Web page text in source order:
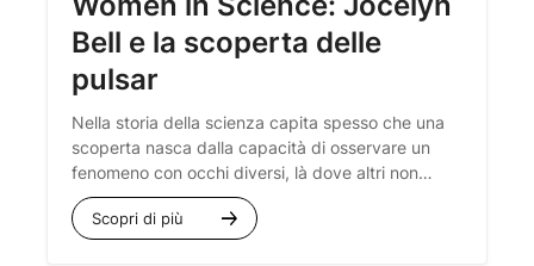
Bell e la scoperta delle
pulsar
Nella storia della scienza capita spesso che una
scoperta nasca dalla capacità di osservare un
fenomeno con occhi diversi, là dove altri non
erano riusciti a coglierne il senso. Non sempre,
però, il giusto riconoscimento va a chi ha avuto
Scopri di più